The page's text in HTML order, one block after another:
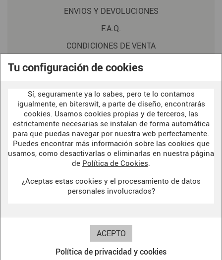
Tu configuración de cookies
Sí, seguramente ya lo sabes, pero te lo contamos
igualmente, en biterswit, a parte de diseño, encontrarás
cookies. Usamos cookies propias y de terceros, las
estrictamente necesarias se instalan de forma automática
para que puedas navegar por nuestra web perfectamente.
Puedes encontrar más información sobre las cookies que
usamos, como desactivarlas o eliminarlas en nuestra página
de Política de Cookies.
¿Aceptas estas cookies y el procesamiento de datos
personales involucrados?
Política de privacidad y cookies
ENVIOS Y DEVOLUCIONES
F.A.Q.
CONDICIONES DE VENTA
POLITICA DE PRIVACIDAD
AVISO LEGAL
POLÍTICA DE COOKIES
WELCOME TO OUR
DARK SIDE
BITERSWIT STUDIO
DARK SIDE